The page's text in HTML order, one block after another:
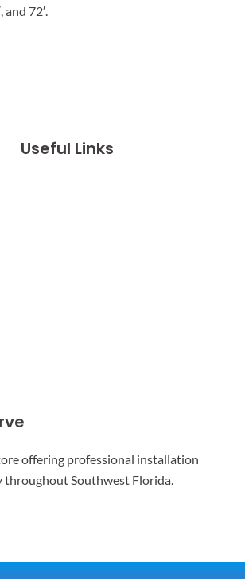
and 72′.
Useful Links
offering professional installation
throughout Southwest Florida.